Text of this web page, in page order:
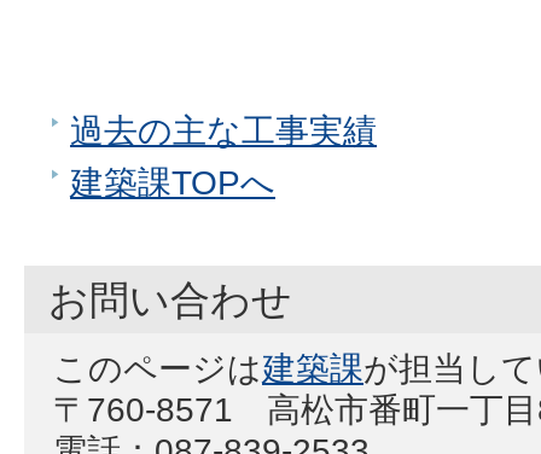
過去の主な工事実績
建築課TOPへ
お問い合わせ
このページは建築課が担当し
〒760-8571 高松市番町一丁